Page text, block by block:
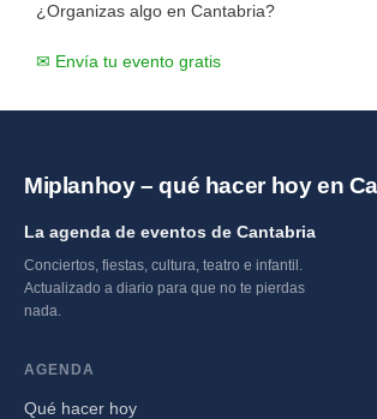
¿Organizas algo en Cantabria?
✉ Envía tu evento gratis
Miplanhoy – qué hacer hoy en
La agenda de eventos de Cantabria
Conciertos, fiestas, cultura, teatro e infantil.
Actualizado a diario para que no te pierdas
nada.
AGENDA
Qué hacer hoy